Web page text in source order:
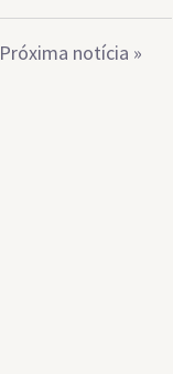
Próxima notícia »